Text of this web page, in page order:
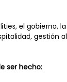
el gobierno,
gestión
ser hecho: